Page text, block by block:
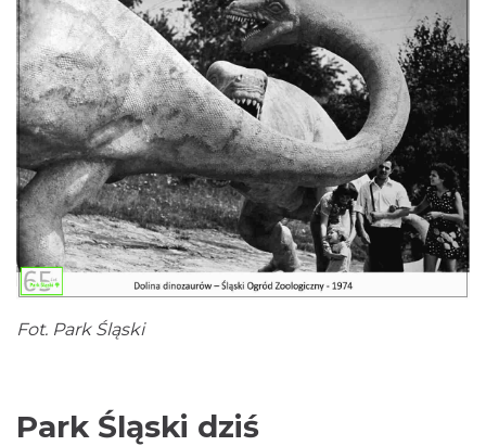
Fot. Park Śląski
Park Śląski dziś